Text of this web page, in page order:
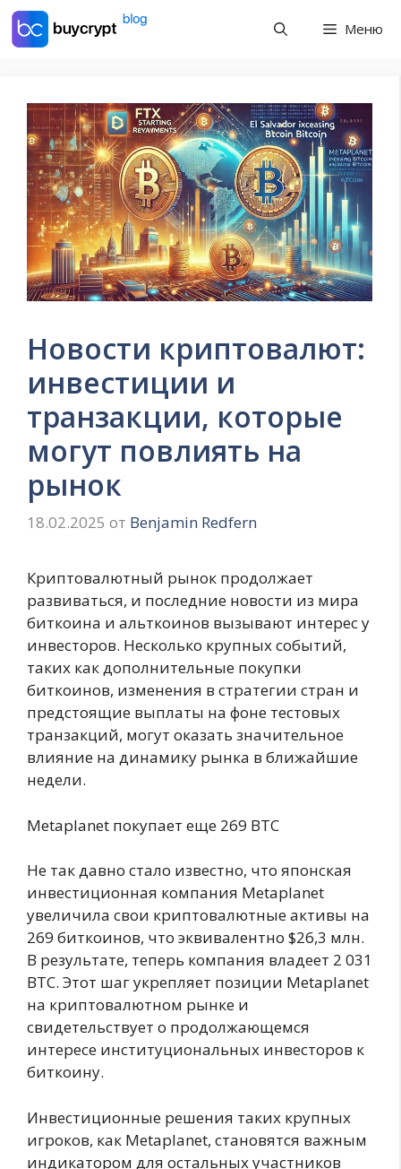
Перейти
Меню
Новости криптовалют:
инвестиции и
транзакции, которые
могут повлиять на
рынок
18.02.2025 от Benjamin Redfern
Криптовалютный рынок продолжает
развиваться, и последние новости из мира
биткоина и альткоинов вызывают интерес у
инвесторов. Несколько крупных событий,
таких как дополнительные покупки
биткоинов, изменения в стратегии стран и
предстоящие выплаты на фоне тестовых
транзакций, могут оказать значительное
влияние на динамику рынка в ближайшие
недели.
Metaplanet покупает еще 269 BTC
Не так давно стало известно, что японская
инвестиционная компания Metaplanet
увеличила свои криптовалютные активы на
269 биткоинов, что эквивалентно $26,3 млн.
В результате, теперь компания владеет 2 031
BTC. Этот шаг укрепляет позиции Metaplanet
на криптовалютном рынке и
свидетельствует о продолжающемся
интересе институциональных инвесторов к
биткоину.
Инвестиционные решения таких крупных
игроков, как Metaplanet, становятся важным
индикатором для остальных участников